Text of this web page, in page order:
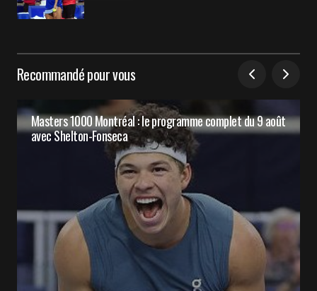
Recommandé pour vous
Masters 1000 Montréal : le programme complet du 9 août
avec Shelton-Fonseca